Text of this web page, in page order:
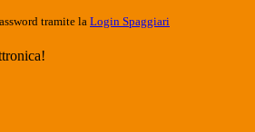
tramite la Login Spaggiari